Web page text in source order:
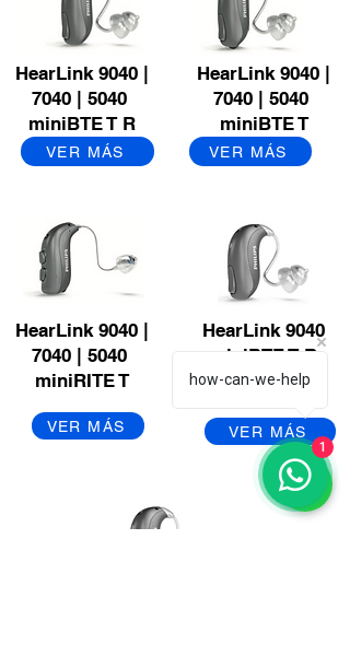
HearLink 9040 |
7040 | 5040
miniBTE T R
VER MÁS
HearLink 9040 |
7040 | 5040
miniRITE T
VER MÁS
HearLink 9040 |
7040 | 5040
miniBTE T
VER MÁS
HearLink 9040
miniBTE T R
VER MÁS
how-can-we-help
1